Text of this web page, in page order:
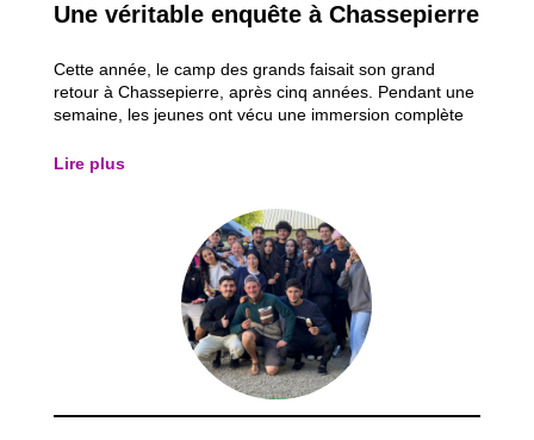
Une véritable enquête à Chassepierre
Cette année, le camp des grands faisait son grand
retour à Chassepierre, après cinq années. Pendant une
semaine, les jeunes ont vécu une immersion complète
du séjour tournait autour d’un meurtre non élucidé
Lire plus